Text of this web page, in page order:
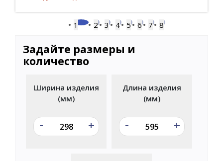
1 2 3 4 5 6 7 8
Задайте размеры и
количество
Ширина изделия
(мм)
- +
Длина изделия
(мм)
- +